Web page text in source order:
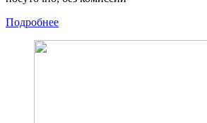
Подробнее